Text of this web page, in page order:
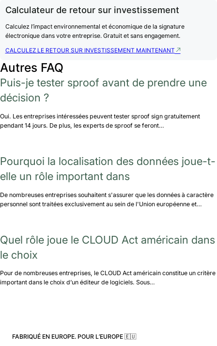
Calculateur de retour sur investissement
Calculez l’impact environnemental et économique de la signature
électronique dans votre entreprise. Gratuit et sans engagement.
CALCULEZ LE RETOUR SUR INVESTISSEMENT MAINTENANT
Autres FAQ
Puis-je tester sproof avant de prendre une
décision ?
Oui. Les entreprises intéressées peuvent tester sproof sign gratuitement
pendant 14 jours. De plus, les experts de sproof se feront…
Pourquoi la localisation des données joue-t-
elle un rôle important dans
De nombreuses entreprises souhaitent s'assurer que les données à caractère
personnel sont traitées exclusivement au sein de l'Union européenne et…
Quel rôle joue le CLOUD Act américain dans
le choix
Pour de nombreuses entreprises, le CLOUD Act américain constitue un critère
important dans le choix d’un éditeur de logiciels. Sous…
FABRIQUÉ EN EUROPE. POUR L’EUROPE 🇪🇺